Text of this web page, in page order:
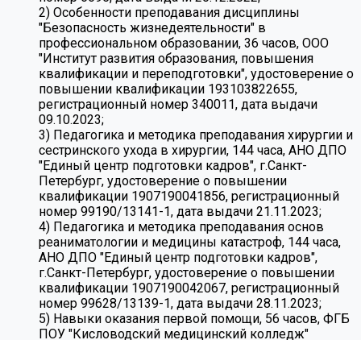
2) Особенности преподавания дисциплины
"Безопасность жизнедеятельности" в
профессиональном образовании, 36 часов, ООО
"Институт развития образования, повышения
квалификации и переподготовки", удостоверение о
повышении квалификации 193103822655,
регистрационный номер 340011, дата выдачи
09.10.2023;
3) Педагогика и методика преподавания хирургии и
сестринского ухода в хирургии, 144 часа, АНО ДПО
"Единый центр подготовки кадров", г.Санкт-
Петербург, удостоверение о повышении
квалификации 1907190041856, регистрационный
номер 99190/13141-1, дата выдачи 21.11.2023;
4) Педагогика и методика преподавания основ
реаниматологии и медицины катастроф, 144 часа,
АНО ДПО "Единый центр подготовки кадров",
г.Санкт-Петербург, удостоверение о повышении
квалификации 1907190042067, регистрационный
номер 99628/13139-1, дата выдачи 28.11.2023;
5) Навыки оказания первой помощи, 56 часов, ФГБ
ПОУ "Кисловодский медицинский колледж"